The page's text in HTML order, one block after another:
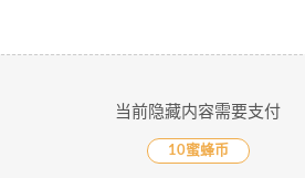
当前隐藏内容需要支付
10蜜蜂币